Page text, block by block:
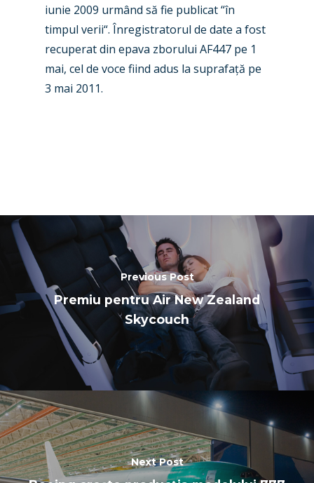
iunie 2009 urmând să fie publicat “în
timpul verii“. Înregistratorul de date a fost
recuperat din epava zborului AF447 pe 1
mai, cel de voce fiind adus la suprafață pe
3 mai 2011.
Previous Post
Premiu pentru Air New Zealand
Skycouch
Next Post
Paris 2023
Dubai 2019
Marketplace
Jobs
Contact